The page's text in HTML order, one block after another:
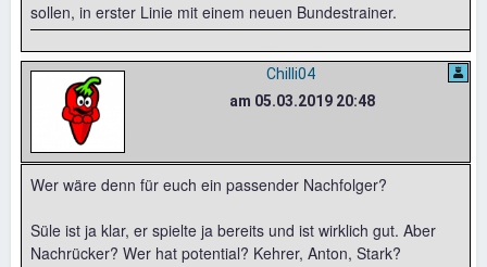
sollen, in erster Linie mit einem neuen Bundestrainer.
Chilli04
am 05.03.2019 20:48
Wer wäre denn für euch ein passender Nachfolger?
Süle ist ja klar, er spielte ja bereits und ist wirklich gut. Aber
Nachrücker? Wer hat potential? Kehrer, Anton, Stark?